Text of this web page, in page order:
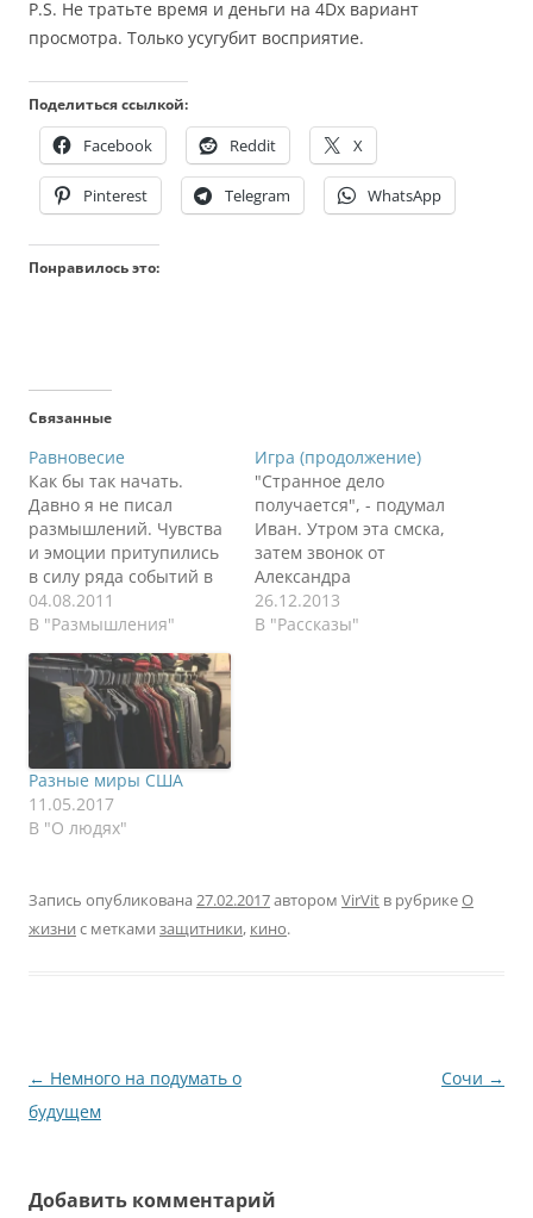
P.S. Не тратьте время и деньги на 4Dx вариант
просмотра. Только усугубит восприятие.
Поделиться ссылкой:
Facebook Reddit X
Pinterest Telegram WhatsApp
Понравилось это:
Связанные
Равновесие
Как бы так начать.
Давно я не писал
размышлений. Чувства
и эмоции притупились
в силу ряда событий в
жизни. Бывает так, что
близкий тебе человек
постоянно что-то
говорит, пытается
помочь, а ты не
слышишь. Вроде бы
хочешь услышать, а не
можешь, что-то
мешается. Вдруг какая-
то фраза или пустяк
выражает тебе…
04.08.2011
В "Размышления"
Игра (продолжение)
"Странное дело
получается", - подумал
Иван. Утром эта смска,
затем звонок от
Александра
Анатольевича и
встреча с нелепым
26.12.2013
В "Рассказы"
Разные миры США
11.05.2017
В "О людях"
Запись опубликована 27.02.2017автором VirVit в рубрикеО
жизни с метками защитники, кино.
Навигация
по
← Немного на подумать о
будущем
Сочи →
Добавить комментарий